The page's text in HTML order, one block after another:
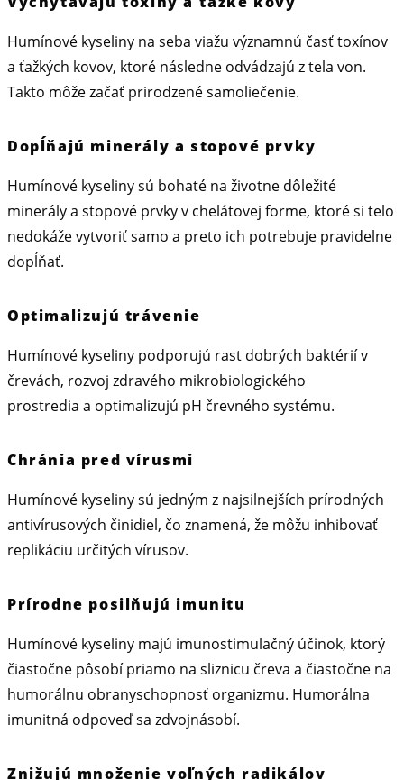
Humínové kyseliny na seba viažu významnú časť toxínov
a ťažkých kovov, ktoré následne odvádzajú z tela von.
Takto môže začať prirodzené samoliečenie.
Dopĺňajú minerály a stopové prvky
Humínové kyseliny sú bohaté na životne dôležité
minerály a stopové prvky v chelátovej forme, ktoré si telo
nedokáže vytvoriť samo a preto ich potrebuje pravidelne
dopĺňať.
Optimalizujú trávenie
Humínové kyseliny podporujú rast dobrých baktérií v
črevách, rozvoj zdravého mikrobiologického
prostredia a optimalizujú pH črevného systému.
Chránia pred vírusmi
Humínové kyseliny sú jedným z najsilnejších prírodných
antivírusových činidiel, čo znamená, že môžu inhibovať
replikáciu určitých vírusov.
Prírodne posilňujú imunitu
Humínové kyseliny majú imunostimulačný účinok, ktorý
čiastočne pôsobí priamo na sliznicu čreva a čiastočne na
humorálnu obranyschopnosť organizmu. Humorálna
imunitná odpoveď sa zdvojnásobí.
Znižujú množenie voľných radikálov